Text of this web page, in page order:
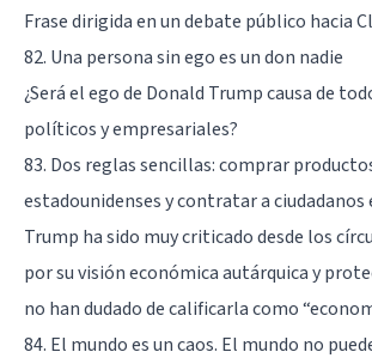
Frase dirigida en un debate público hacia
82. Una persona sin ego es un don nadie
¿Será el ego de Donald Trump causa de
políticos y empresariales?
83. Dos reglas sencillas: comprar
estadounidenses y contratar a ciudadanos
Trump ha sido muy criticado desde los
por su visión económica autárquica y
no han dudado de calificarla como
84. El mundo es un caos. El mundo no